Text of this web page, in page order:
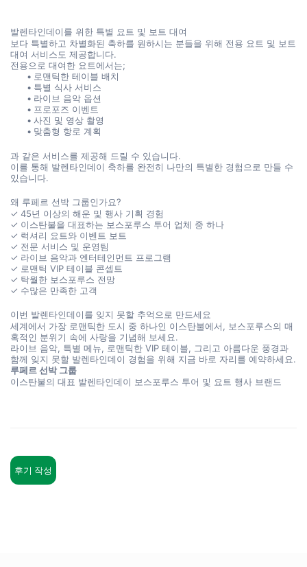
발렌타인데이를 위한 특별 요트 및 보트 대여
보다 특별하고 차별화된 축하를 원하시는 분들을 위해 전용 요트 및 보트
대여 서비스도 제공합니다.
전용으로 대여한 요트에서는;
로맨틱한 테이블 배치
특별 식사 서비스
라이브 음악 옵션
프로포즈 이벤트
사진 및 영상 촬영
맞춤형 항로 계획
과 같은 서비스를 제공해 드릴 수 있습니다.
이를 통해 발렌타인데이 축하를 완전히 나만의 특별한 경험으로 만들 수
있습니다.
왜 루페르 선박 그룹인가요?
✓ 45년 이상의 해운 및 행사 기획 경험
✓ 이스탄불을 대표하는 보스포루스 투어 업체 중 하나
✓ 럭셔리 요트와 이벤트 보트
✓ 전문 서비스 및 운영팀
✓ 라이브 음악과 엔터테인먼트 프로그램
✓ 로맨틱 VIP 테이블 콘셉트
✓ 탁월한 보스포루스 전망
✓ 수많은 만족한 고객
이번 발렌타인데이를 잊지 못할 추억으로 만드세요
세계에서 가장 로맨틱한 도시 중 하나인 이스탄불에서, 보스포루스의 매
혹적인 분위기 속에 사랑을 기념해 보세요.
라이브 음악, 특별 메뉴, 로맨틱한 VIP 테이블, 그리고 아름다운 풍경과
함께 잊지 못할 발렌타인데이 경험을 위해 지금 바로 자리를 예약하세요.
루페르 선박 그룹
이스탄불의 대표 발렌타인데이 보스포루스 투어 및 요트 행사 브랜드
후기 작성